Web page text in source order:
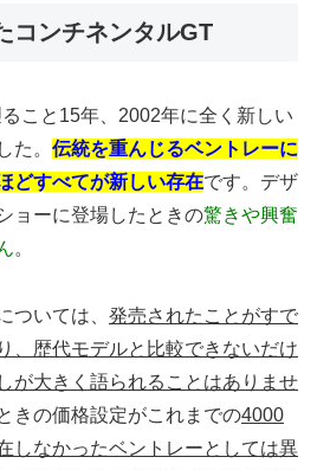
コンチネンタルGT
こと15年、2002年に全く新しい
た。 伝統を重んじるベントレーに
どすべてが新しい存在です。デザ
ョーに登場したときの驚きや興奮
。
ついては、 発売されたことがすで
、歴代モデルと比較できないだけ
が大きく語られることはありませ
きの価格設定がこれまでの4000
しなかったベントレーとしては異